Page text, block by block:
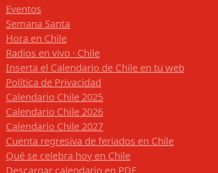
Eventos
Semana Santa
Hora en Chile
Radios en vivo · Chile
Inserta el Calendario de Chile en tu web
Política de Privacidad
Calendario Chile 2025
Calendario Chile 2026
Calendario Chile 2027
Cuenta regresiva de feriados en Chile
Qué se celebra hoy en Chile